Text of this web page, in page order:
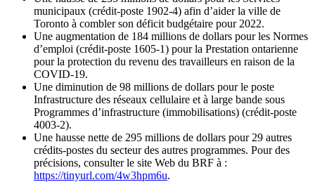
municipaux (crédit-poste 1902-4) afin d’aider la ville de
Toronto à combler son déficit budgétaire pour 2022.
Une augmentation de 184 millions de dollars pour les Normes
d’emploi (crédit-poste 1605-1) pour la Prestation ontarienne
pour la protection du revenu des travailleurs en raison de la
COVID-19.
Une diminution de 98 millions de dollars pour le poste
Infrastructure des réseaux cellulaire et à large bande sous
Programmes d’infrastructure (immobilisations) (crédit-poste
4003-2).
Une hausse nette de 295 millions de dollars pour 29 autres
crédits-postes du secteur des autres programmes. Pour des
précisions, consulter le site Web du BRF à :
https://tinyurl.com/4w3hpm6u.